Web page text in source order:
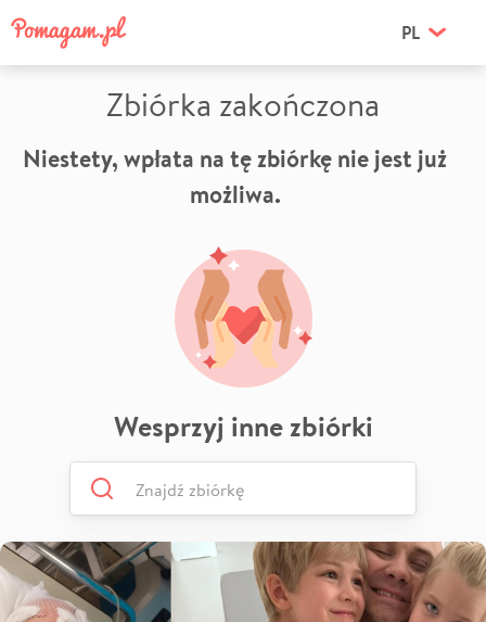
PL
Zbiórka zakończona
Niestety, wpłata na tę zbiórkę nie jest już
możliwa.
Wesprzyj inne zbiórki